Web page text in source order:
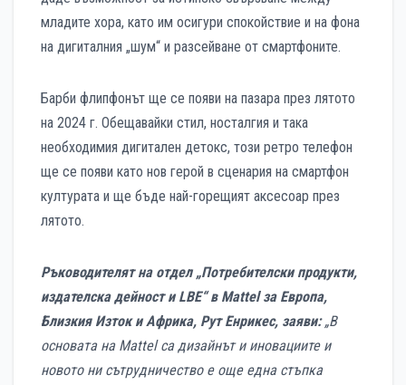
младите хора, като им осигури спокойствие и на фона
на дигиталния „шум“ и разсейване от смартфоните.
Барби флипфонът ще се появи на пазара през лятото
на 2024 г. Обещавайки стил, носталгия и така
необходимия дигитален детокс, този ретро телефон
ще се появи като нов герой в сценария на смартфон
културата и ще бъде най-горещият аксесоар през
лятото.
Ръководителят на отдел „Потребителски продукти,
издателска дейност и LBE“ в Mattel за Европа,
Близкия Изток и Африка, Рут Енрикес, заяви:„В
основата на Mattel са дизайнът и иновациите и
новото ни сътрудничество е още една стъпка